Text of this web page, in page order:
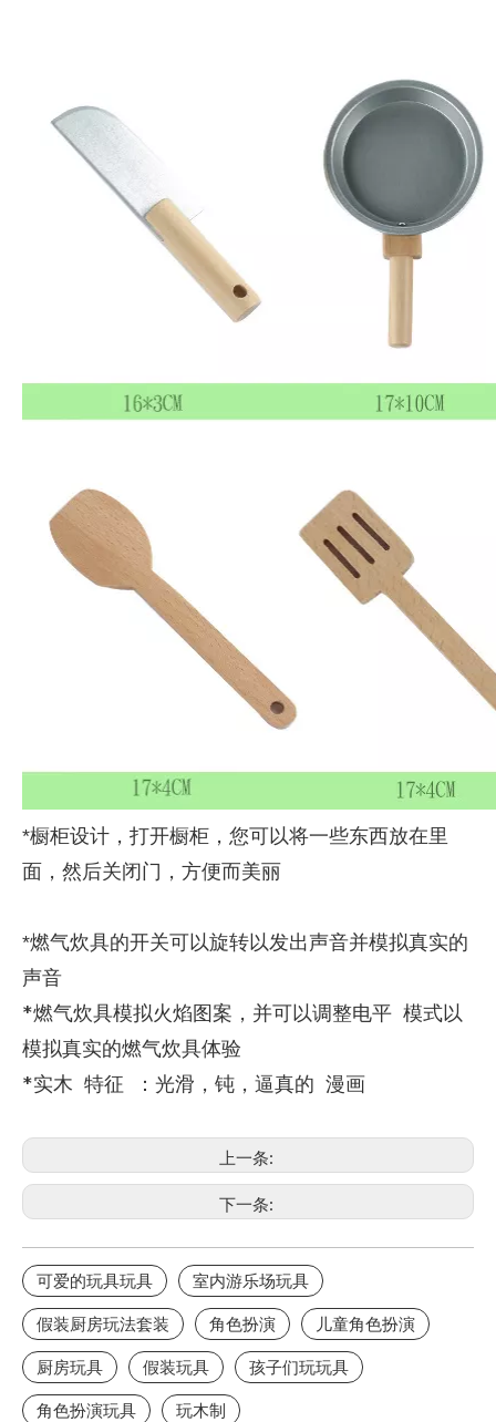
*橱柜设计，打开橱柜，您可以将一些东西放在里
面，然后关闭门，方便而美丽
*燃气炊具的开关可以旋转以发出声音并模拟真实的
声音
*燃气炊具模拟火焰图案，并可以调整电平 模式以
模拟真实的燃气炊具体验
*实木 特征 ：光滑，钝，逼真的 漫画
上一条:
下一条:
可爱的玩具玩具 室内游乐场玩具
假装厨房玩法套装 角色扮演 儿童角色扮演
厨房玩具 假装玩具 孩子们玩玩具
角色扮演玩具 玩木制